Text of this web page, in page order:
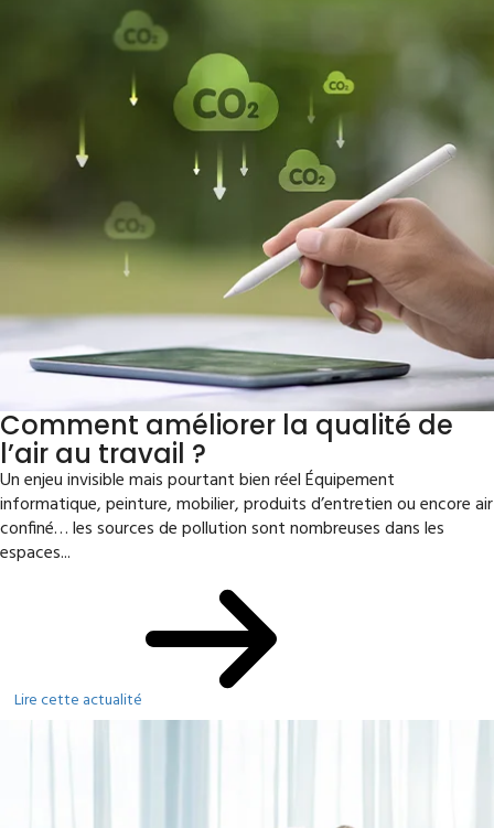
Comment améliorer la qualité de
l’air au travail ?
Un enjeu invisible mais pourtant bien réel Équipement
informatique, peinture, mobilier, produits d’entretien ou encore air
confiné… les sources de pollution sont nombreuses dans les
espaces...
Lire cette actualité